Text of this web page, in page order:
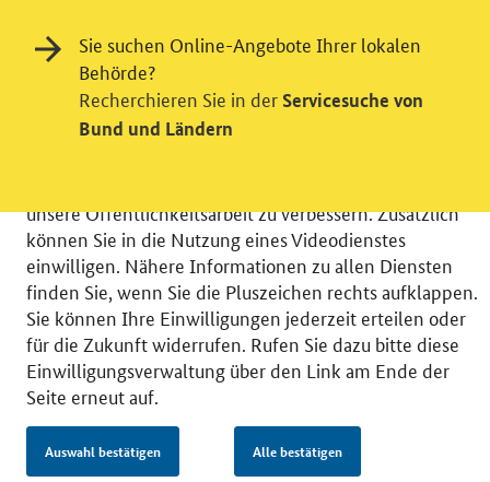
© 2026 Bundesministerium für Wirtschaft und Energie
RSS
Benutzerhinweise
Inhaltsverzeichnis
Impressum
Barrierefreiheit
Datenschutz
Einwilligungsverwaltung
Einwilligung in Tracking und / oder
Videodienst
Wir bitten Sie an dieser Stelle um Ihre Einwilligung für
verschiedene Zusatzdienste unserer Webseite: Wir
unsere Öffentlichkeitsarbeit zu verbessern. Zusätzlich
können Sie in die Nutzung eines Videodienstes
einwilligen. Nähere Informationen zu allen Diensten
finden Sie, wenn Sie die Pluszeichen rechts aufklappen.
Sie können Ihre Einwilligungen jederzeit erteilen oder
für die Zukunft widerrufen. Rufen Sie dazu bitte diese
Einwilligungsverwaltung über den Link am Ende der
Seite erneut auf.
Auswahl bestätigen Alle bestätigen
Sie suchen Online-Angebote Ihrer lokalen
Behörde?
Recherchieren Sie in der Servicesuche von
Bund und Ländern